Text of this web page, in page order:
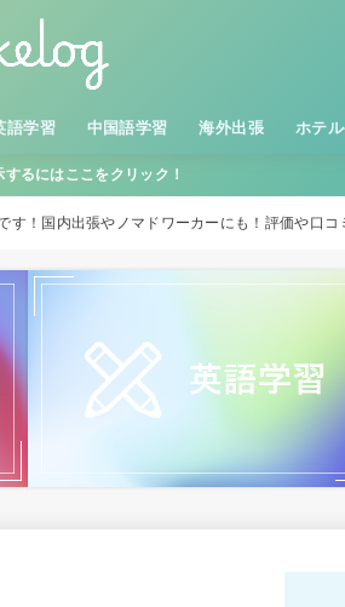
語学習 中国語学習 海外出張 ホテ
るにはここをクリック！
！国内出張やノマドワーカーにも！評価や口コ